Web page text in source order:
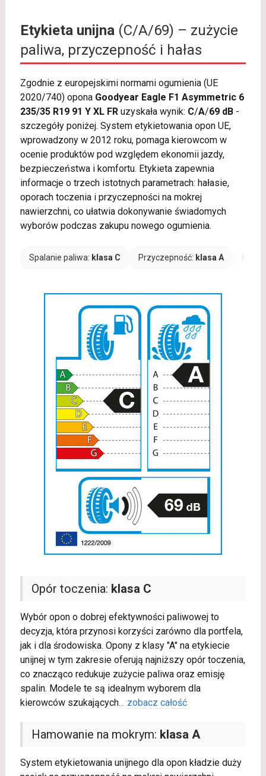
Etykieta unijna(C/A/69) – zużycie
paliwa, przyczepność i hałas
Zgodnie z europejskimi normami ogumienia (UE
2020/740) opona Goodyear Eagle F1 Asymmetric 6
235/35 R19 91 Y XL FRuzyskała wynik: C/A/69 dB-
szczegóły poniżej. System etykietowania opon UE,
wprowadzony w 2012 roku, pomaga kierowcom w
ocenie produktów pod względem ekonomii jazdy,
bezpieczeństwa i komfortu. Etykieta zapewnia
informacje o trzech istotnych parametrach: hałasie,
oporach toczenia i przyczepności na mokrej
nawierzchni, co ułatwia dokonywanie świadomych
wyborów podczas zakupu nowego ogumienia.
Spalanie paliwa: klasa C Przyczepność: klasa A
Opór toczenia: klasa C
Wybór opon o dobrej efektywności paliwowej to
decyzja, która przynosi korzyści zarówno dla portfela,
jak i dla środowiska. Opony z klasy "A" na etykiecie
unijnej w tym zakresie oferują najniższy opór toczenia,
co znacząco redukuje zużycie paliwa oraz emisję
spalin. Modele te są idealnym wyborem dla
kierowców szukających... zobacz całość
Hamowanie na mokrym: klasa A
System etykietowania unijnego dla opon kładzie duży